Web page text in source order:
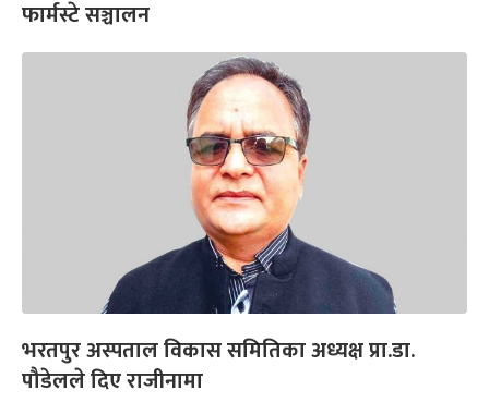
फार्मस्टे सञ्चालन
भरतपुर अस्पताल विकास समितिका अध्यक्ष प्रा.डा.
पौडेलले दिए राजीनामा